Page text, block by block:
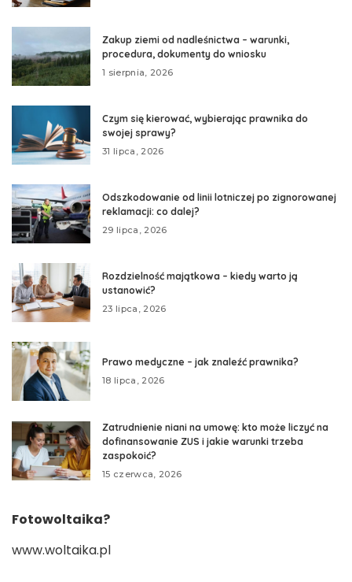
Zakup ziemi od nadleśnictwa – warunki,
procedura, dokumenty do wniosku
1 sierpnia, 2026
Czym się kierować, wybierając prawnika do
swojej sprawy?
31 lipca, 2026
Odszkodowanie od linii lotniczej po zignorowanej
reklamacji: co dalej?
29 lipca, 2026
Rozdzielność majątkowa – kiedy warto ją
ustanowić?
23 lipca, 2026
Prawo medyczne – jak znaleźć prawnika?
18 lipca, 2026
Zatrudnienie niani na umowę: kto może liczyć na
dofinansowanie ZUS i jakie warunki trzeba
zaspokoić?
15 czerwca, 2026
Fotowoltaika?
www.woltaika.pl